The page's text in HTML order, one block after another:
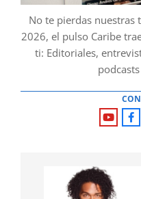
No te pierdas nuestras
2026, el pulso Caribe
ti: Editoriales,